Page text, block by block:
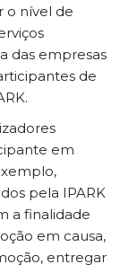
o nível de
das empresas
de
em
pela IPARK
a finalidade
em causa,
entregar